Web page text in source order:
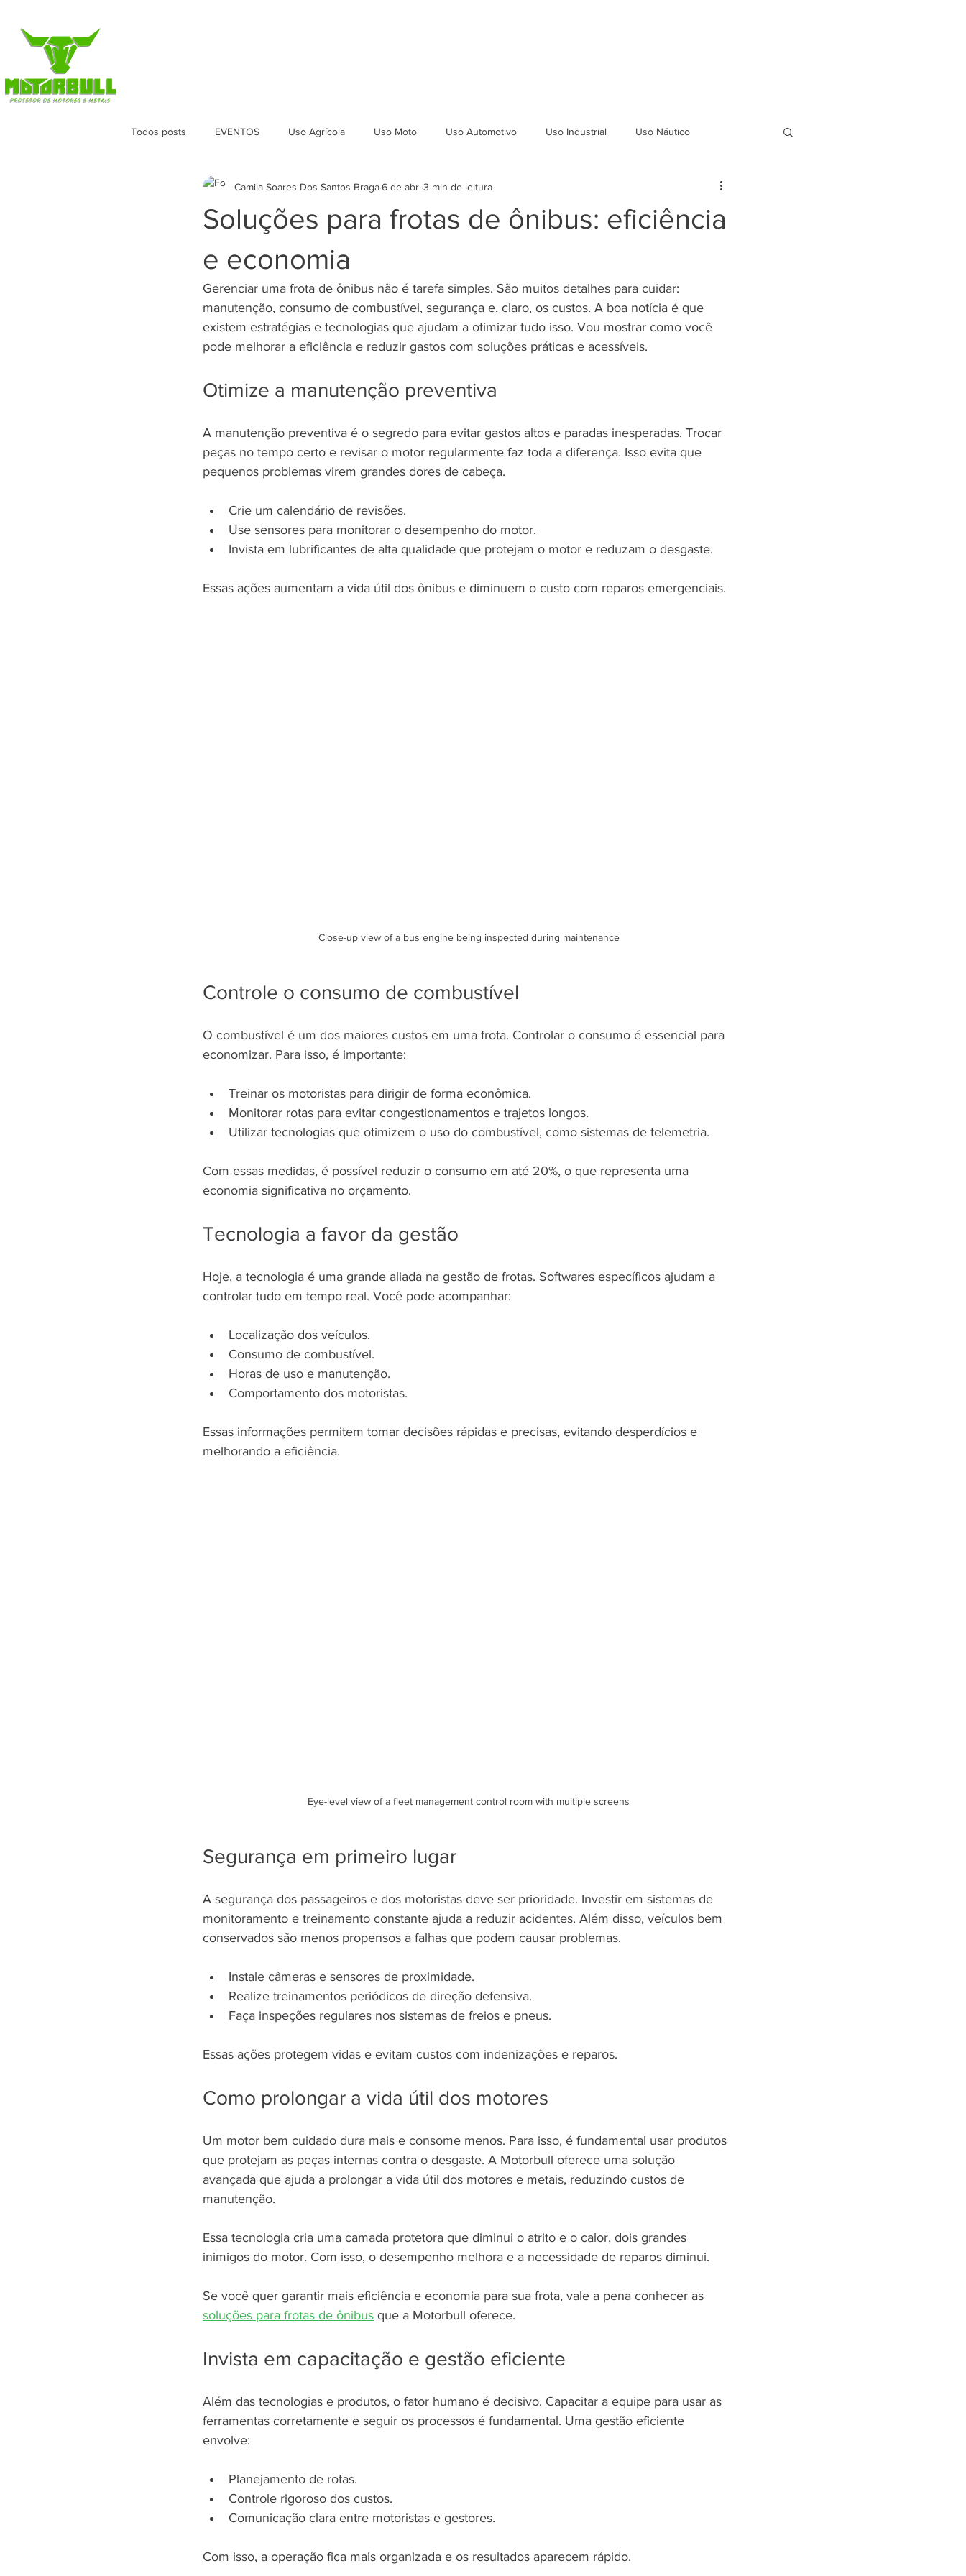
Todos posts EVENTOS Uso Agrícola Uso Moto Uso Automotivo Uso Industrial Uso Náutico
Soluções para frotas de ônibus: eficiência
e economia
Camila Soares Dos Santos Braga6 de abr. 3 min de leitura
Gerenciar uma frota de ônibus não é tarefa simples. São muitos detalhes para cuidar:
manutenção, consumo de combustível, segurança e, claro, os custos. A boa notícia é que
existem estratégias e tecnologias que ajudam a otimizar tudo isso. Vou mostrar como você
pode melhorar a eficiência e reduzir gastos com soluções práticas e acessíveis.
Otimize a manutenção preventiva
A manutenção preventiva é o segredo para evitar gastos altos e paradas inesperadas. Trocar
peças no tempo certo e revisar o motor regularmente faz toda a diferença. Isso evita que
pequenos problemas virem grandes dores de cabeça.
Crie um calendário de revisões.
Use sensores para monitorar o desempenho do motor.
Invista em lubrificantes de alta qualidade que protejam o motor e reduzam o desgaste.
Essas ações aumentam a vida útil dos ônibus e diminuem o custo com reparos emergenciais.
Close-up view of a bus engine being inspected during maintenance
Controle o consumo de combustível
O combustível é um dos maiores custos em uma frota. Controlar o consumo é essencial para
economizar. Para isso, é importante:
Treinar os motoristas para dirigir de forma econômica.
Monitorar rotas para evitar congestionamentos e trajetos longos.
Utilizar tecnologias que otimizem o uso do combustível, como sistemas de telemetria.
Com essas medidas, é possível reduzir o consumo em até 20%, o que representa uma
economia significativa no orçamento.
Tecnologia a favor da gestão
Hoje, a tecnologia é uma grande aliada na gestão de frotas. Softwares específicos ajudam a
controlar tudo em tempo real. Você pode acompanhar:
Localização dos veículos.
Consumo de combustível.
Horas de uso e manutenção.
Comportamento dos motoristas.
Essas informações permitem tomar decisões rápidas e precisas, evitando desperdícios e
melhorando a eficiência.
Eye-level view of a fleet management control room with multiple screens
Segurança em primeiro lugar
A segurança dos passageiros e dos motoristas deve ser prioridade. Investir em sistemas de
monitoramento e treinamento constante ajuda a reduzir acidentes. Além disso, veículos bem
conservados são menos propensos a falhas que podem causar problemas.
Instale câmeras e sensores de proximidade.
Realize treinamentos periódicos de direção defensiva.
Faça inspeções regulares nos sistemas de freios e pneus.
Essas ações protegem vidas e evitam custos com indenizações e reparos.
Como prolongar a vida útil dos motores
Um motor bem cuidado dura mais e consome menos. Para isso, é fundamental usar produtos
que protejam as peças internas contra o desgaste. A Motorbull oferece uma solução
avançada que ajuda a prolongar a vida útil dos motores e metais, reduzindo custos de
manutenção.
Essa tecnologia cria uma camada protetora que diminui o atrito e o calor, dois grandes
inimigos do motor. Com isso, o desempenho melhora e a necessidade de reparos diminui.
Se você quer garantir mais eficiência e economia para sua frota, vale a pena conhecer as
soluções para frotas de ônibus que a Motorbull oferece.
Invista em capacitação e gestão eficiente
Além das tecnologias e produtos, o fator humano é decisivo. Capacitar a equipe para usar as
ferramentas corretamente e seguir os processos é fundamental. Uma gestão eficiente
envolve:
Planejamento de rotas.
Controle rigoroso dos custos.
Comunicação clara entre motoristas e gestores.
Com isso, a operação fica mais organizada e os resultados aparecem rápido.